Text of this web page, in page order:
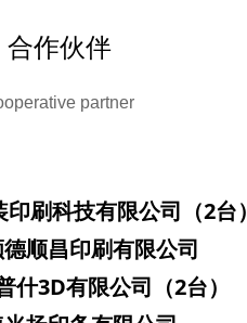
刷科技有限公司（2台）
顺昌印刷有限公司
什3D有限公司（2台）
合作伙伴
partner